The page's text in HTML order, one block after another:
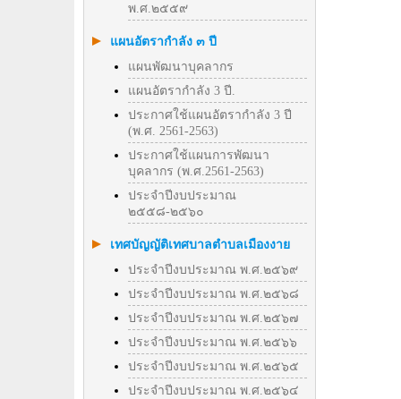
พ.ศ.๒๕๕๙
แผนอัตรากำลัง ๓ ปี
แผนพัฒนาบุคลากร
แผนอัตรากำลัง 3 ปี.
ประกาศใช้แผนอัตรากำลัง 3 ปี
(พ.ศ. 2561-2563)
ประกาศใช้แผนการพัฒนา
บุคลากร (พ.ศ.2561-2563)
ประจำปีงบประมาณ
๒๕๕๘-๒๕๖๐
เทศบัญญัติเทศบาลตำบลเมืองงาย
ประจำปีงบประมาณ พ.ศ.๒๕๖๙
ประจำปีงบประมาณ พ.ศ.๒๕๖๘
ประจำปีงบประมาณ พ.ศ.๒๕๖๗
ประจำปีงบประมาณ พ.ศ.๒๕๖๖
ประจำปีงบประมาณ พ.ศ.๒๕๖๕
ประจำปีงบประมาณ พ.ศ.๒๕๖๔